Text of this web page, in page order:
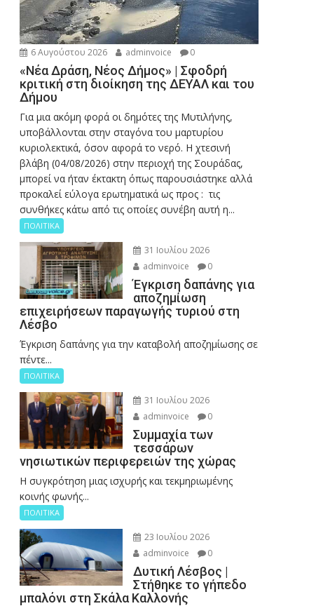
6 Αυγούστου 2026 adminvoice 0
«Νέα Δράση, Νέος Δήμος» | Σφοδρή
κριτική στη διοίκηση της ΔΕΥΑΛ και του
Δήμου
Για μια ακόμη φορά οι δημότες της Μυτιλήνης,
υποβάλλονται στην σταγόνα του μαρτυρίου
κυριολεκτικά, όσον αφορά το νερό. Η χτεσινή
βλάβη (04/08/2026) στην περιοχή της Σουράδας,
μπορεί να ήταν έκτακτη όπως παρουσιάστηκε αλλά
προκαλεί εύλογα ερωτηματικά ως προς : τις
συνθήκες κάτω από τις οποίες συνέβη αυτή η...
ΠΟΛΙΤΙΚΑ
31 Ιουλίου 2026
adminvoice
0
Έγκριση δαπάνης για
αποζημίωση
επιχειρήσεων παραγωγής τυριού στη
Λέσβο
Έγκριση δαπάνης για την καταβολή αποζημίωσης σε
πέντε...
ΠΟΛΙΤΙΚΑ
31 Ιουλίου 2026
adminvoice
0
Συμμαχία των
τεσσάρων
νησιωτικών περιφερειών της χώρας
Η συγκρότηση μιας ισχυρής και τεκμηριωμένης
κοινής φωνής...
ΠΟΛΙΤΙΚΑ
23 Ιουλίου 2026
adminvoice
0
Δυτική Λέσβος |
Στήθηκε το γήπεδο
μπαλόνι στη Σκάλα Καλλονής